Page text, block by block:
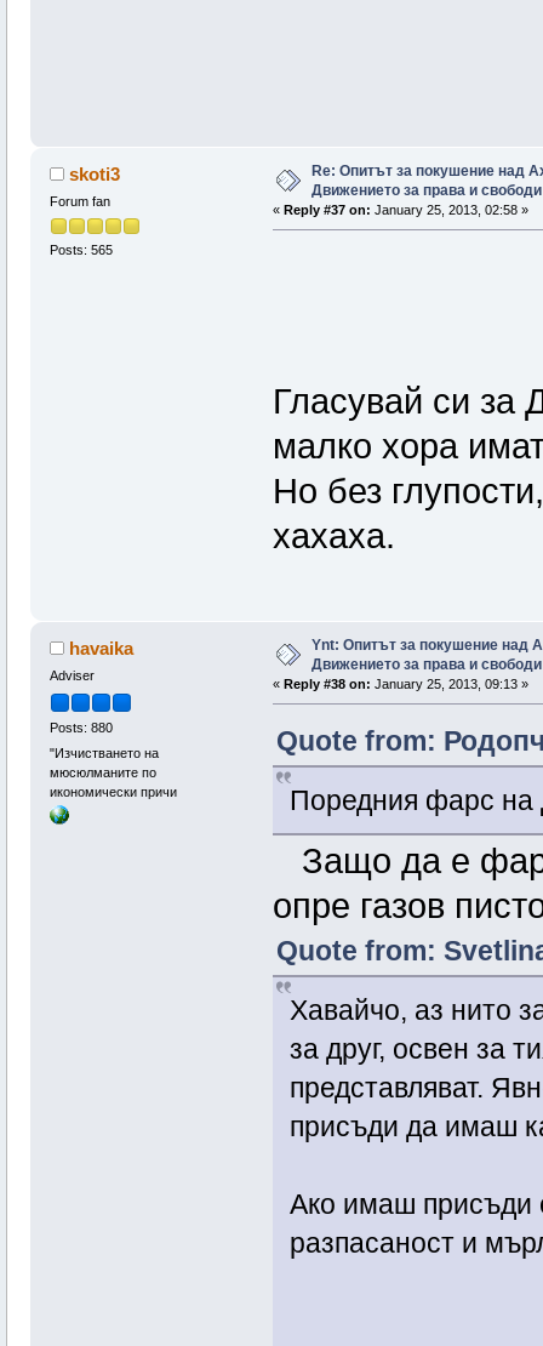
skoti3
Forum fan
Posts: 565
Re: Опитът за покушение над
Движението за права и свободи
« Reply #37 on: January 25, 2013, 02:58 »
Гласувай си за
малко хора
Но без
хахаха.
havaika
Adviser
Posts: 880
"Изчистването на
мюсюлманите по
икономически причи
Ynt: Опитът за покушение над
Движението за права и свободи
« Reply #38 on: January 25, 2013, 09:13 »
Quote from:
Поредния фарс
Защо да е
опре газов
Quote from:
Хавайчо, аз нито
за друг, освен за
представляват.
присъди да имаш
Ако имаш присъди
разпасаност и